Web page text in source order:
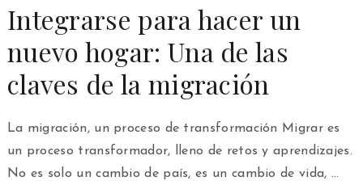
Integrarse para hacer un
nuevo hogar: Una de las
claves de la migración
La migración, un proceso de transformación Migrar es
un proceso transformador, lleno de retos y aprendizajes.
No es solo un cambio de país, es un cambio de vida, …